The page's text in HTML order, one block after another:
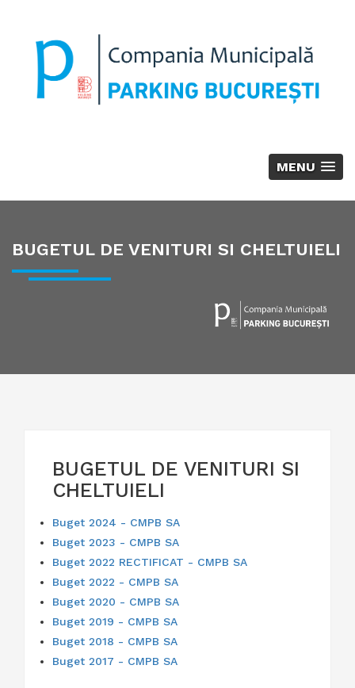
MENU
BUGETUL DE VENITURI SI CHELTUIELI
BUGETUL DE VENITURI SI
CHELTUIELI
Buget 2024 - CMPB SA
Buget 2023 - CMPB SA
Buget 2022 RECTIFICAT - CMPB SA
Buget 2022 - CMPB SA
Buget 2020 - CMPB SA
Buget 2019 - CMPB SA
Buget 2018 - CMPB SA
Buget 2017 - CMPB SA